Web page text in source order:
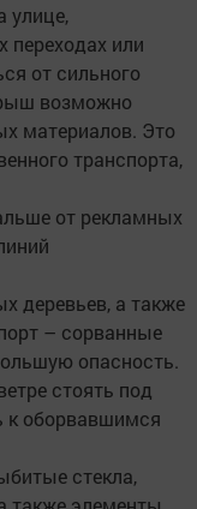
улице,
переходах или
от сильного
возможно
материалов. Это
транспорта,
от рекламных
деревьев, а также
– сорванные
опасность.
стоять под
к оборвавшимся
стекла,